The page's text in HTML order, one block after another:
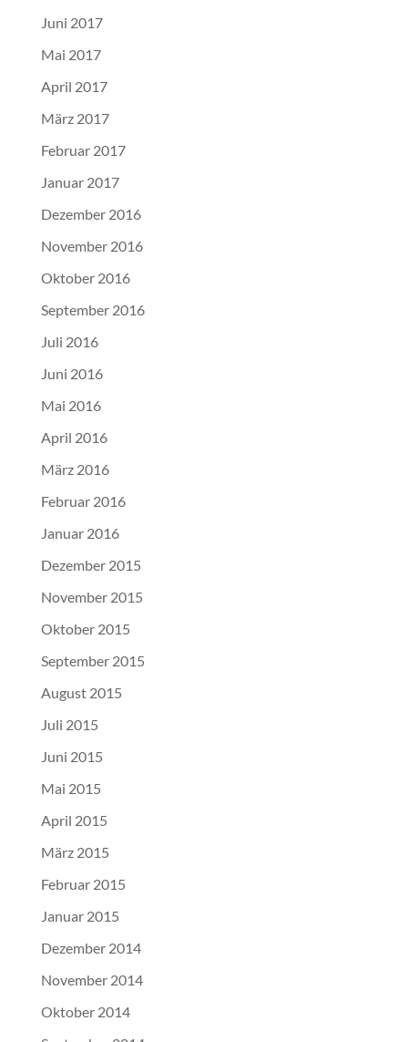
Juni 2017
Mai 2017
April 2017
März 2017
Februar 2017
Januar 2017
Dezember 2016
November 2016
Oktober 2016
September 2016
Juli 2016
Juni 2016
Mai 2016
April 2016
März 2016
Februar 2016
Januar 2016
Dezember 2015
November 2015
Oktober 2015
September 2015
August 2015
Juli 2015
Juni 2015
Mai 2015
April 2015
März 2015
Februar 2015
Januar 2015
Dezember 2014
November 2014
Oktober 2014